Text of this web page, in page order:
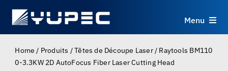
Menu
Produits
Home / Produits /Têtes de Découpe Laser/ Raytools BM110
0-3.3KW 2D AutoFocus Fiber Laser Cutting Head